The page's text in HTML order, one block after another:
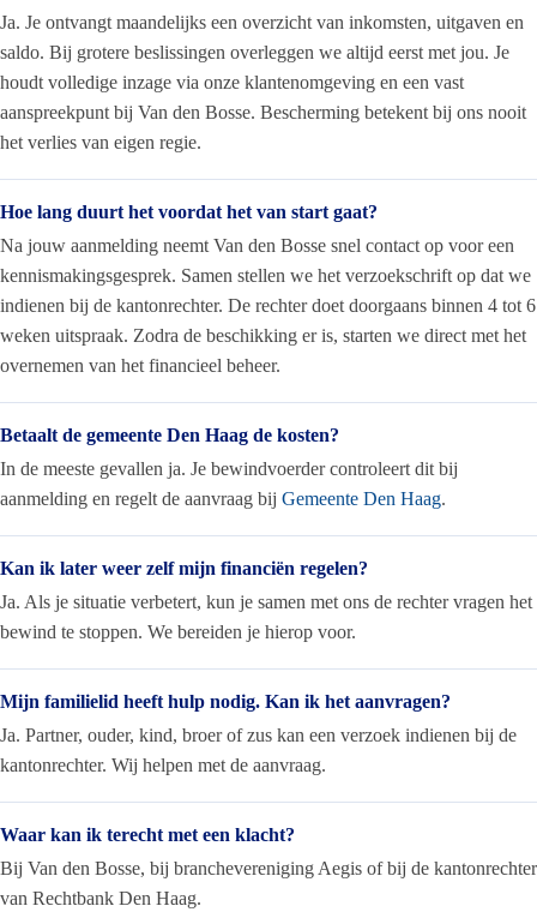
Ja. Je ontvangt maandelijks een overzicht van inkomsten, uitgaven en
saldo. Bij grotere beslissingen overleggen we altijd eerst met jou. Je
houdt volledige inzage via onze klantenomgeving en een vast
aanspreekpunt bij Van den Bosse. Bescherming betekent bij ons nooit
het verlies van eigen regie.
Hoe lang duurt het voordat het van start gaat?
Na jouw aanmelding neemt Van den Bosse snel contact op voor een
kennismakingsgesprek. Samen stellen we het verzoekschrift op dat we
indienen bij de kantonrechter. De rechter doet doorgaans binnen 4 tot 6
weken uitspraak. Zodra de beschikking er is, starten we direct met het
overnemen van het financieel beheer.
Betaalt de gemeente Den Haag de kosten?
In de meeste gevallen ja. Je bewindvoerder controleert dit bij
aanmelding en regelt de aanvraag bij Gemeente Den Haag.
Kan ik later weer zelf mijn financiën regelen?
Ja. Als je situatie verbetert, kun je samen met ons de rechter vragen het
bewind te stoppen. We bereiden je hierop voor.
Mijn familielid heeft hulp nodig. Kan ik het aanvragen?
Ja. Partner, ouder, kind, broer of zus kan een verzoek indienen bij de
kantonrechter. Wij helpen met de aanvraag.
Waar kan ik terecht met een klacht?
Bij Van den Bosse, bij branchevereniging Aegis of bij de kantonrechter
van Rechtbank Den Haag.